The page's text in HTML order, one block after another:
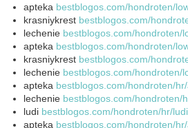
apteka bestblogos.com/hondroten/
krasniykrest bestblogos.com/
lechenie bestblogos.com/hondroten/
apteka bestblogos.com/hondroten/
krasniykrest bestblogos.com/
lechenie bestblogos.com/hondroten/
apteka bestblogos.com/hondroten/
lechenie bestblogos.com/hondroten/
ludi bestblogos.com/hondroten/hr/ludi
apteka bestblogos.com/hondroten/